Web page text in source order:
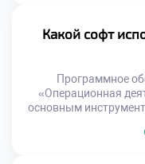
производство.
формирует
от
Какой софт
Программное
«Операционная
основным
невозможно